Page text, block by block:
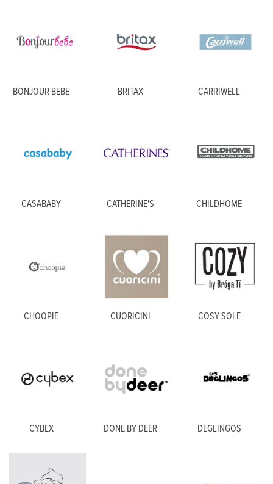
BONJOUR BEBE BRITAX CARRIWELL
CASABABY CATHERINE'S CHILDHOME
CHOOPIE CUORICINI COSY SOLE
CYBEX DONE BY DEER DEGLINGOS